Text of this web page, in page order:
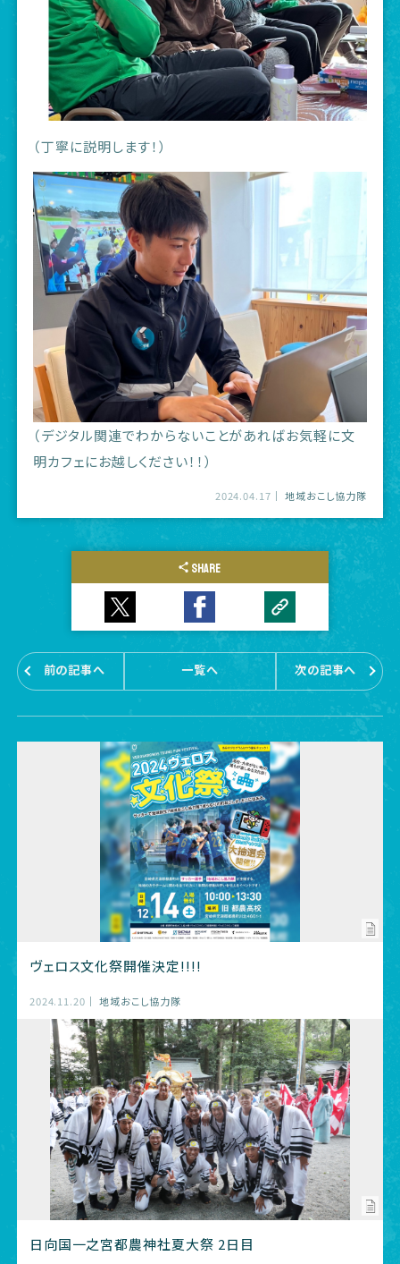
（丁寧に説明します！）
（デジタル関連でわからないことがあればお気軽に文
明カフェにお越しください！！）
2024.04.17 地域おこし協力隊
SHARE
前の記事へ 一覧へ 次の記事へ
ヴェロス文化祭開催決定!!!!
2024.11.20 地域おこし協力隊
日向国一之宮都農神社夏大祭 2日目